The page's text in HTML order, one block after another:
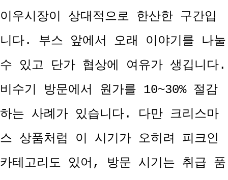
이우시장이 상대적으로 한산한 구간입
니다. 부스 앞에서 오래 이야기를 나눌
수 있고 단가 협상에 여유가 생깁니다.
비수기 방문에서 원가를 10~30% 절감
하는 사례가 있습니다. 다만 크리스마
스 상품처럼 이 시기가 오히려 피크인
카테고리도 있어, 방문 시기는 취급 품